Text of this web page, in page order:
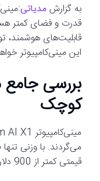
به گزارشمدیاتی
قابلیت‌های هوشمند،
این مینی‌کامپیوتر
کوچک
قیمتی کمتر از 900 دلار/1000 یورو، روی کاغذ بسیار چشمگیر به نظر می‌رسد.